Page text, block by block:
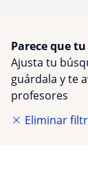
Parece que
Ajusta tu
guárdala y te
profesores
Eliminar